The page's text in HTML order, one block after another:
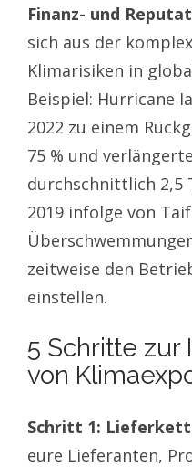
Finanz- und
sich aus der
Klimarisiken in
Beispiel: Hurricane
2022 zu einem
75 % und
durchschnittlich 2,5
2019 infolge von
zeitweise den
einstellen.
5 Schritte zur
von
Schritt 1:
eure Lieferanten,